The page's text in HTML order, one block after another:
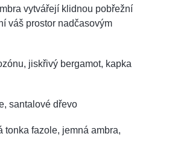
vytvářejí klidnou pobřežní
váš prostor nadčasovým
jiskřivý bergamot, kapka
santalové dřevo
tonka fazole, jemná ambra,